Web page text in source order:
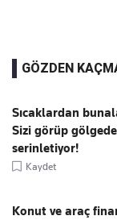
GÖZDEN
Sıcaklardan
Sizi görüp
serinletiyor!
Kaydet
Konut ve araç